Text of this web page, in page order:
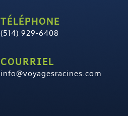
TÉLÉPHONE
(514) 929-6408
COURRIEL
info@voyagesracines.com